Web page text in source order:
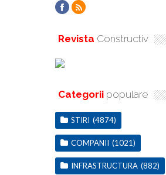
Revista Constructiv
Categorii populare
STIRI (4874)
COMPANII (1021)
INFRASTRUCTURA (882)